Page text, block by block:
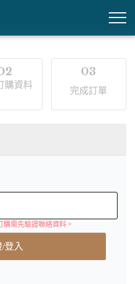
購資料
03
完成訂單
需先驗證聯絡資料。
登入